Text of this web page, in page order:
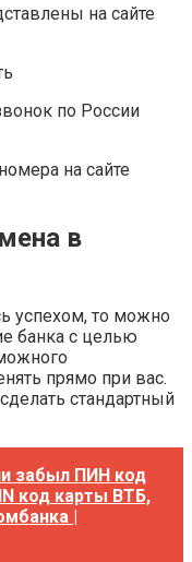
на сайте
по России
на сайте
в
успехом, то можно
банка с целью
прямо при вас.
стандартный
забыл ПИН код
код карты ВТБ,
|